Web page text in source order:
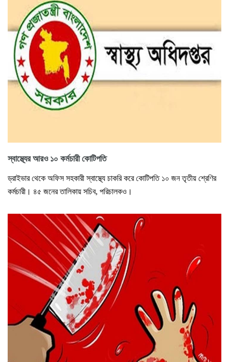
স্বাস্থ্যের আরও ১০ কর্মচারী কোটিপতি
ড্রাইভার থেকে অফিস সহকারী স্বাস্থ্যে চাকরি করে কোটিপতি ১০ জন তৃতীয় শ্রেণির
কর্মচারী। ৪৫ জনের তালিকায় সচিব, পরিচালকও।